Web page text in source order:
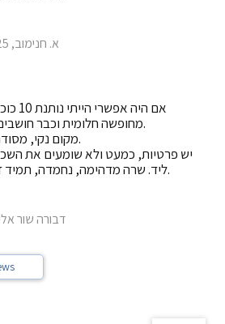
א. חנימוב, 12/8/2025
אם
מחופשה חלומית וכבר חושבים מתי נוכל לחזור.
מקום נקי, מסודר, מאובזר בהכל.
יש פרטיות, כמעט ולא שומעים את
ליד. שרה מדהימה, נחמדה, תמיד זמינה לכל שאלה.
דבורה שור אליאסי,